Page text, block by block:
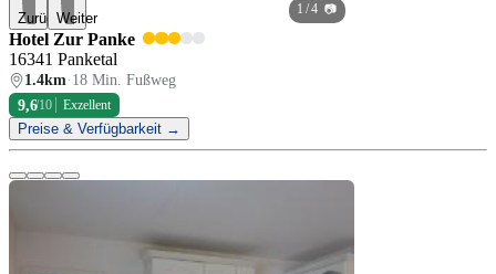
ZurückWeiter
1 / 4 📷
Hotel Zur Panke
16341 Panketal
1.4km· 18 Min. Fußweg
9,6/10 Exzellent
Preise & Verfügbarkeit →